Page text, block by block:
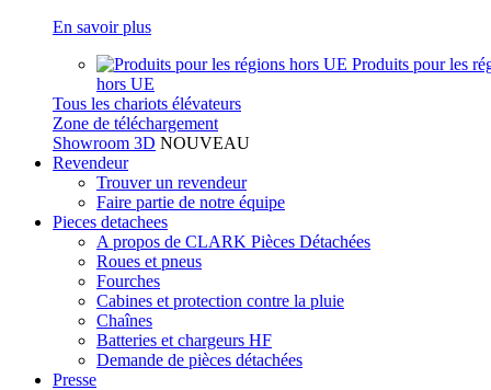
En savoir plus
Produits pour les
hors UE
Tous les chariots élévateurs
Zone de téléchargement
Showroom 3D NOUVEAU
Revendeur
Trouver un revendeur
Faire partie de notre équipe
Pieces detachees
A propos de CLARK Pièces Détachées
Roues et pneus
Fourches
Cabines et protection contre la pluie
Chaînes
Batteries et chargeurs HF
Demande de pièces détachées
Presse